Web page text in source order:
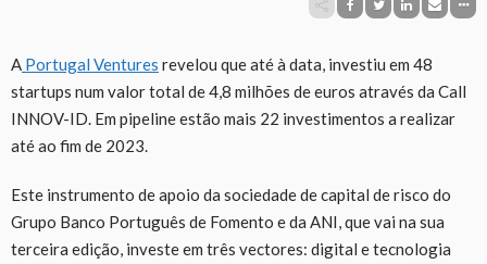
A Portugal Ventures revelou que até à data, investiu em 48
startups num valor total de 4,8 milhões de euros através da Call
INNOV-ID. Em pipeline estão mais 22 investimentos a realizar
até ao fim de 2023.
Este instrumento de apoio da sociedade de capital de risco do
Grupo Banco Português de Fomento e da ANI, que vai na sua
terceira edição, investe em três vectores: digital e tecnologia